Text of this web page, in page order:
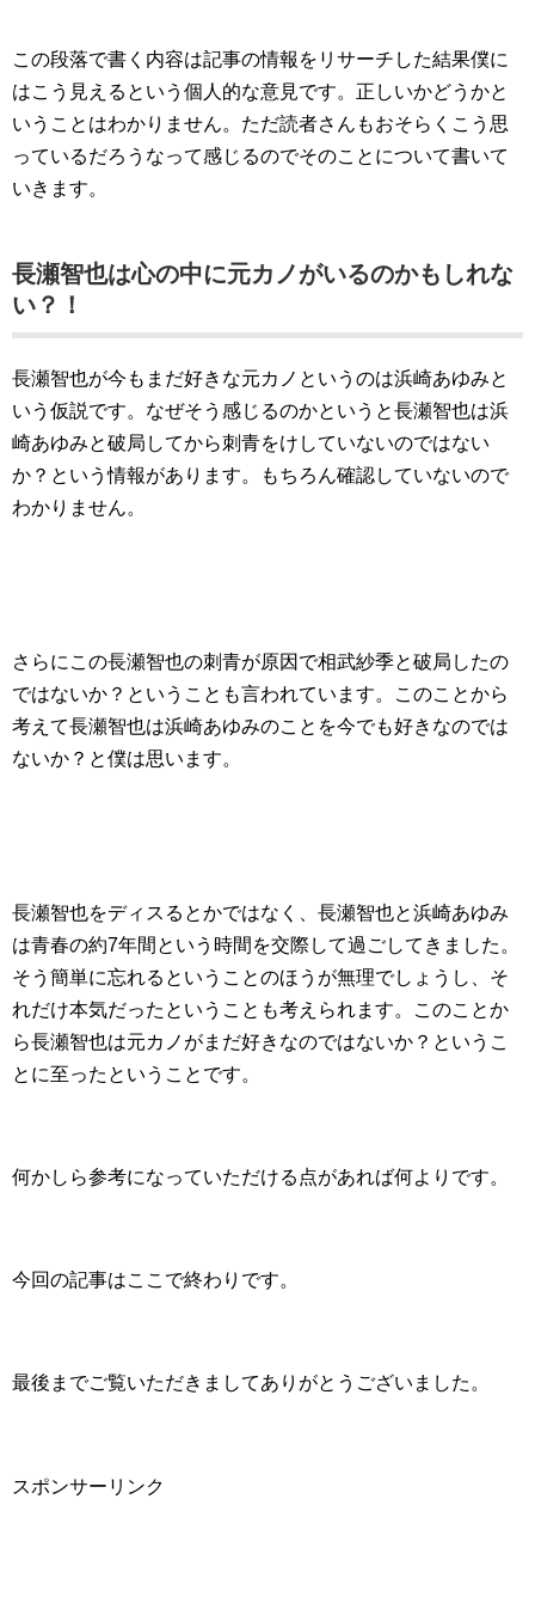
この段落で書く内容は記事の情報をリサーチした結果僕に
はこう見えるという個人的な意見です。正しいかどうかと
いうことはわかりません。ただ読者さんもおそらくこう思
っているだろうなって感じるのでそのことについて書いて
いきます。
長瀬智也は心の中に元カノがいるのかもしれな
い？！
長瀬智也が今もまだ好きな元カノというのは浜崎あゆみと
いう仮説です。なぜそう感じるのかというと長瀬智也は浜
崎あゆみと破局してから刺青をけしていないのではない
か？という情報があります。もちろん確認していないので
わかりません。
さらにこの長瀬智也の刺青が原因で相武紗季と破局したの
ではないか？ということも言われています。このことから
考えて長瀬智也は浜崎あゆみのことを今でも好きなのでは
ないか？と僕は思います。
長瀬智也をディスるとかではなく、長瀬智也と浜崎あゆみ
は青春の約7年間という時間を交際して過ごしてきました。
そう簡単に忘れるということのほうが無理でしょうし、そ
れだけ本気だったということも考えられます。このことか
ら長瀬智也は元カノがまだ好きなのではないか？というこ
とに至ったということです。
何かしら参考になっていただける点があれば何よりです。
今回の記事はここで終わりです。
最後までご覧いただきましてありがとうございました。
スポンサーリンク